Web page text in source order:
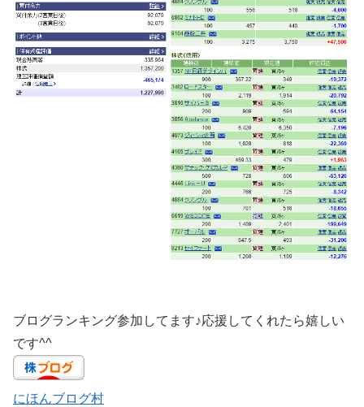
ブログランキング参加してます♪応援してくれたら嬉しい
です^^
にほんブログ村